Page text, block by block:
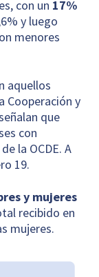
con un 17%
y luego
menores
aquellos
Cooperación y
que
con
la OCDE. A
19.
y mujeres
recibido en
mujeres.